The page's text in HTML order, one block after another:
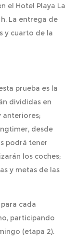
el Hotel Playa La
La entrega de
y cuarto de la
prueba es la
divididas en
anteriores;
desde
podrá tener
los coches;
y metas de las
cada
participando
(etapa 2).